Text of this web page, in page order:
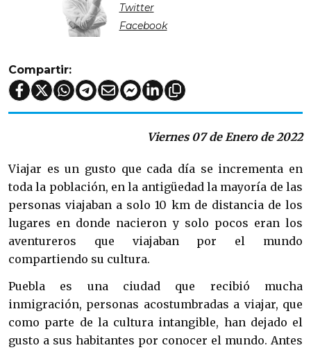
Twitter
Facebook
Compartir:
Viernes 07 de Enero de 2022
Viajar es un gusto que cada día se incrementa en
toda la población, en la antigüedad la mayoría de las
personas viajaban a solo 10 km de distancia de los
lugares en donde nacieron y solo pocos eran los
aventureros que viajaban por el mundo
compartiendo su cultura.
Puebla es una ciudad que recibió mucha
inmigración, personas acostumbradas a viajar, que
como parte de la cultura intangible, han dejado el
gusto a sus habitantes por conocer el mundo. Antes